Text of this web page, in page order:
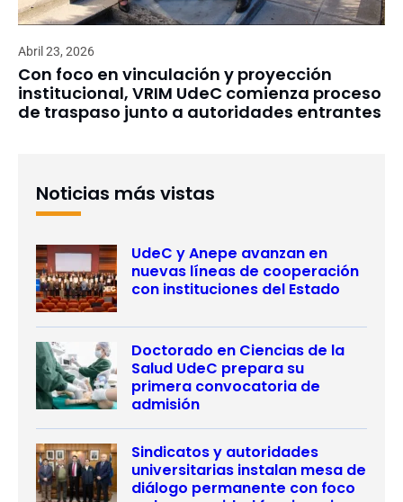
Abril 23, 2026
Con foco en vinculación y proyección
institucional, VRIM UdeC comienza proceso
de traspaso junto a autoridades entrantes
Noticias más vistas
UdeC y Anepe avanzan en
nuevas líneas de cooperación
con instituciones del Estado
Doctorado en Ciencias de la
Salud UdeC prepara su
primera convocatoria de
admisión
Sindicatos y autoridades
universitarias instalan mesa de
diálogo permanente con foco